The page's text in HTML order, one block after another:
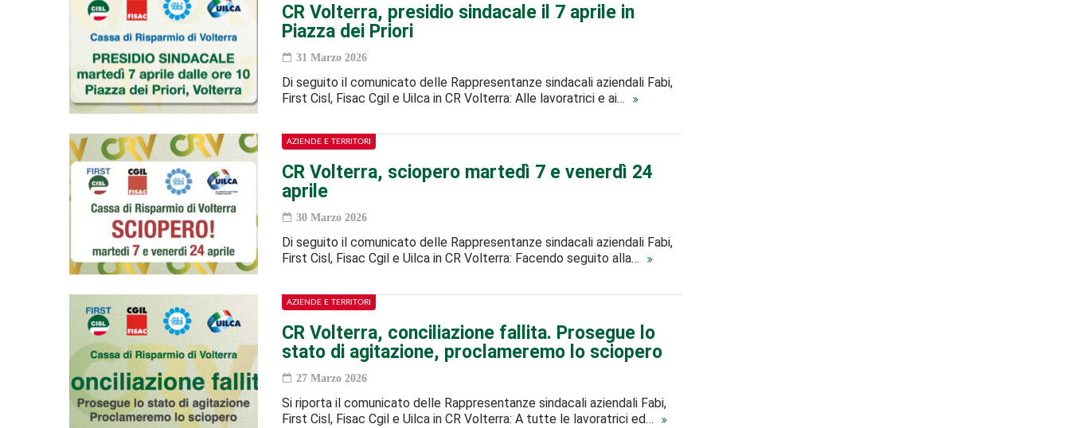
CR Volterra, presidio sindacale il 7 aprile in
Piazza dei Priori
31 Marzo 2026
Di seguito il comunicato delle Rappresentanze sindacali aziendali Fabi,
First Cisl, Fisac Cgil e Uilca in CR Volterra: Alle lavoratrici e ai…
AZIENDE E TERRITORI
CR Volterra, sciopero martedì 7 e venerdì 24
aprile
30 Marzo 2026
Di seguito il comunicato delle Rappresentanze sindacali aziendali Fabi,
First Cisl, Fisac Cgil e Uilca in CR Volterra: Facendo seguito alla…
AZIENDE E TERRITORI
CR Volterra, conciliazione fallita. Prosegue lo
stato di agitazione, proclameremo lo sciopero
27 Marzo 2026
Si riporta il comunicato delle Rappresentanze sindacali aziendali Fabi,
First Cisl, Fisac Cgil e Uilca in CR Volterra: A tutte le lavoratrici ed…